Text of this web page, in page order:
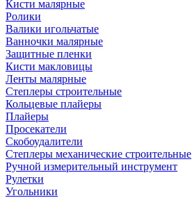
Кисти малярные
Ролики
Валики игольчатые
Ванночки малярные
Защитные пленки
Кисти макловицы
Ленты малярные
Степлеры строительные
Кольцевые плайеры
Плайеры
Просекатели
Скобоудалители
Степлеры механические строительные
Ручной измерительный инструмент
Рулетки
Угольники